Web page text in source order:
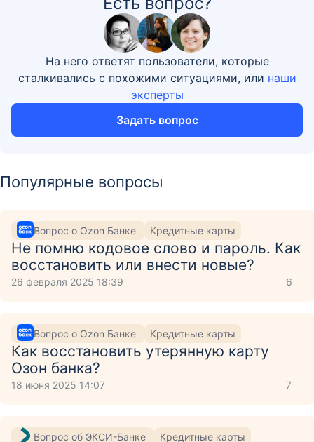
На него ответят пользователи, которые
сталкивались с похожими ситуациями, или наши
эксперты
Задать вопрос
Популярные вопросы
Вопрос о Ozon Банке Кредитные карты
Не помню кодовое слово и пароль. Как
восстановить или внести новые?
26 февраля 2025 18:39 6
Вопрос о Ozon Банке Кредитные карты
Как восстановить утерянную карту
Озон банка?
18 июня 2025 14:07 7
Вопрос об ЭКСИ-Банке Кредитные карты